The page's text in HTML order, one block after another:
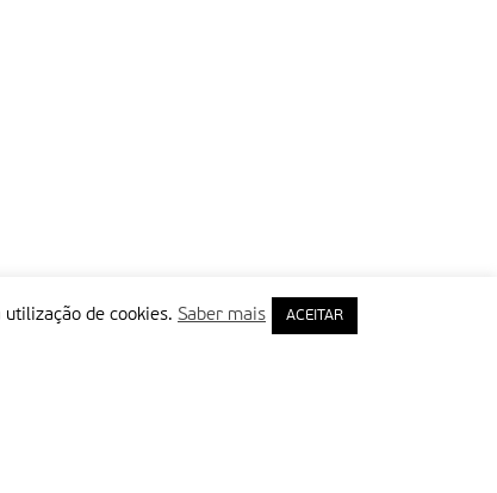
de cookies. Saber mais ACEITAR